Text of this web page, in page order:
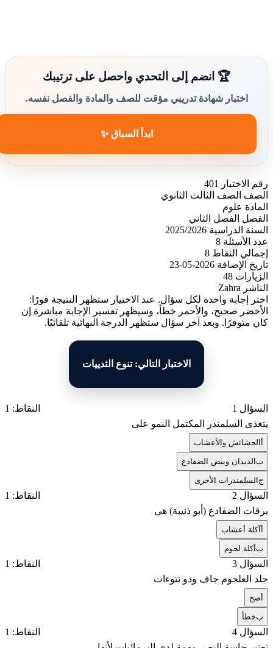
🏆 انضم إلى التحدي واحصل على ترتيبك
اختبار شهادة تدريبي مؤقت للصف والمادة والفصل نفسه.
ابدأ السباق ✨
رقم الاختبار
401
الصف
الصف الثالث الثانوي
المادة
علوم
الفصل
الفصل الثاني
السنة الدراسية 2025/2026
عدد الأسئلة 8
إجمالي النقاط 8
تاريخ الإضافة 2026-05-23
الزيارات 48
الناشر Zahra
اختر إجابة واحدة لكل سؤال. عند الاختيار ستظهر النتيجة فورًا:
الأخضر صحيح، والأحمر خطأ، وسيظهر تفسير الإجابة مباشرة إن
كان متوفرًا. وبعد آخر سؤال ستظهر الدرجة النهائية تلقائيًا.
الاختبار التالي: تنوع الثدييات
السؤال 1
النقاط: 1
يتغذى السلمندر المكتمل النمو على
الحشائش والأعشاب
بالديدان وبيض الضفادع
جالسلمندرات الأخرى
السؤال 2
النقاط: 1
يرقات الضفادع (أبو ذنيبة) هي
آكلة أعشاب
بآكلة لحوم
السؤال 3
النقاط: 1
جلد العلجوم جاف وذو نتوءات
صح
بخطأ
السؤال 4
النقاط: 1